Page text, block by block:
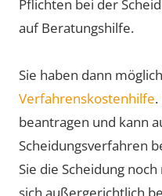
Pflichten bei der
auf Beratungshilfe.
Sie haben dann
Verfahrenskostenhilfe
beantragen und kann
Scheidungsverfahren
Sie die Scheidung
sich außergerichtlich